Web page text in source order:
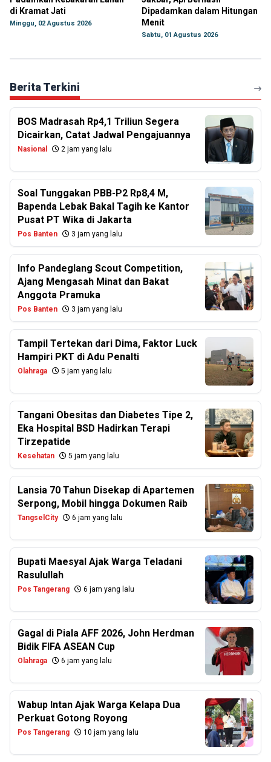
di Kramat Jati
Minggu, 02 Agustus 2026
Dipadamkan dalam Hitungan
Menit
Sabtu, 01 Agustus 2026
Berita Terkini
BOS Madrasah Rp4,1 Triliun Segera
Dicairkan, Catat Jadwal Pengajuannya
Nasional 2 jam yang lalu
Soal Tunggakan PBB-P2 Rp8,4 M,
Bapenda Lebak Bakal Tagih ke Kantor
Pusat PT Wika di Jakarta
Pos Banten 3 jam yang lalu
Info Pandeglang Scout Competition,
Ajang Mengasah Minat dan Bakat
Anggota Pramuka
Pos Banten 3 jam yang lalu
Tampil Tertekan dari Dima, Faktor Luck
Hampiri PKT di Adu Penalti
Olahraga 5 jam yang lalu
Tangani Obesitas dan Diabetes Tipe 2,
Eka Hospital BSD Hadirkan Terapi
Tirzepatide
Kesehatan 5 jam yang lalu
Lansia 70 Tahun Disekap di Apartemen
Serpong, Mobil hingga Dokumen Raib
TangselCity 6 jam yang lalu
Bupati Maesyal Ajak Warga Teladani
Rasulullah
Pos Tangerang 6 jam yang lalu
Gagal di Piala AFF 2026, John Herdman
Bidik FIFA ASEAN Cup
Olahraga 6 jam yang lalu
Wabup Intan Ajak Warga Kelapa Dua
Perkuat Gotong Royong
Pos Tangerang 10 jam yang lalu